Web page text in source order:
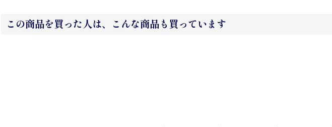
この商品を買った人は、こんな商品も買っています